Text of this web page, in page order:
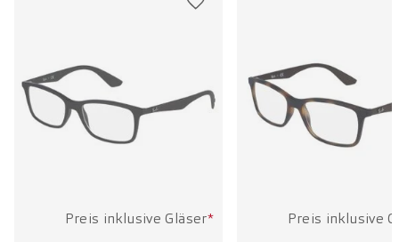
Preis inklusive Gläser* Preis inklusive